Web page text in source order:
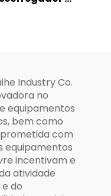
Industry Co.
no
equipamentos
bem como
com
equipamentos
incentivam e
atividade
do